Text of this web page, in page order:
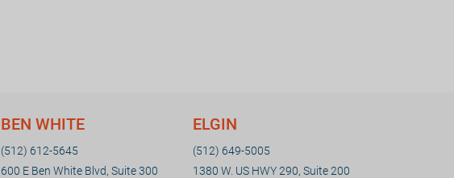
BEN WHITE
(512) 612-5645
600 E Ben White Blvd, Suite 300
ELGIN
(512) 649-5005
1380 W. US HWY 290, Suite 200